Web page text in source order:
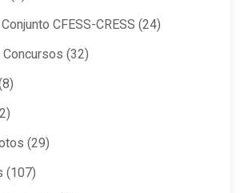
CFESS-CRESS (24)
(32)
(29)
(107)